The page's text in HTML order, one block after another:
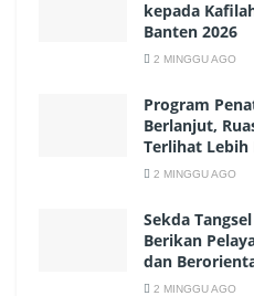
kepada
Banten 2026
2 MINGGU AGO
Program
Berlanjut,
Terlihat Lebih
2 MINGGU AGO
Sekda
Berikan
dan
2 MINGGU AGO